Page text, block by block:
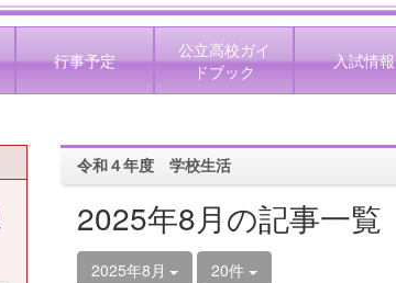
行事予定
公立高校ガイ
ドブック
入試情報
令和４年度 学校生活
2025年8月の記事一覧
2025年8月 20件